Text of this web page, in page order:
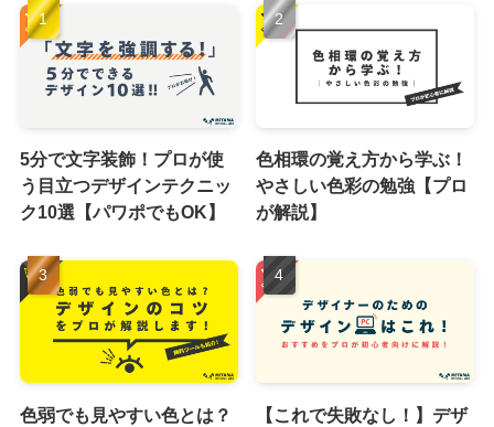
5分で文字装飾！プロが使
う目立つデザインテクニッ
ク10選【パワポでもOK】
色相環の覚え方から学ぶ！
やさしい色彩の勉強【プロ
が解説】
色弱でも見やすい色とは？ 【これで失敗なし！】デザ